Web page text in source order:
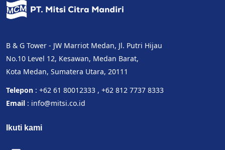
B & G Tower - JW Marriot Medan, Jl. Putri Hijau
No.10 Level 12, Kesawan, Medan Barat,
Kota Medan, Sumatera Utara, 20111
Telepon : +62 61 80012333 , +62 812 7737 8333
Email : info@mitsi.co.id
Ikuti kami